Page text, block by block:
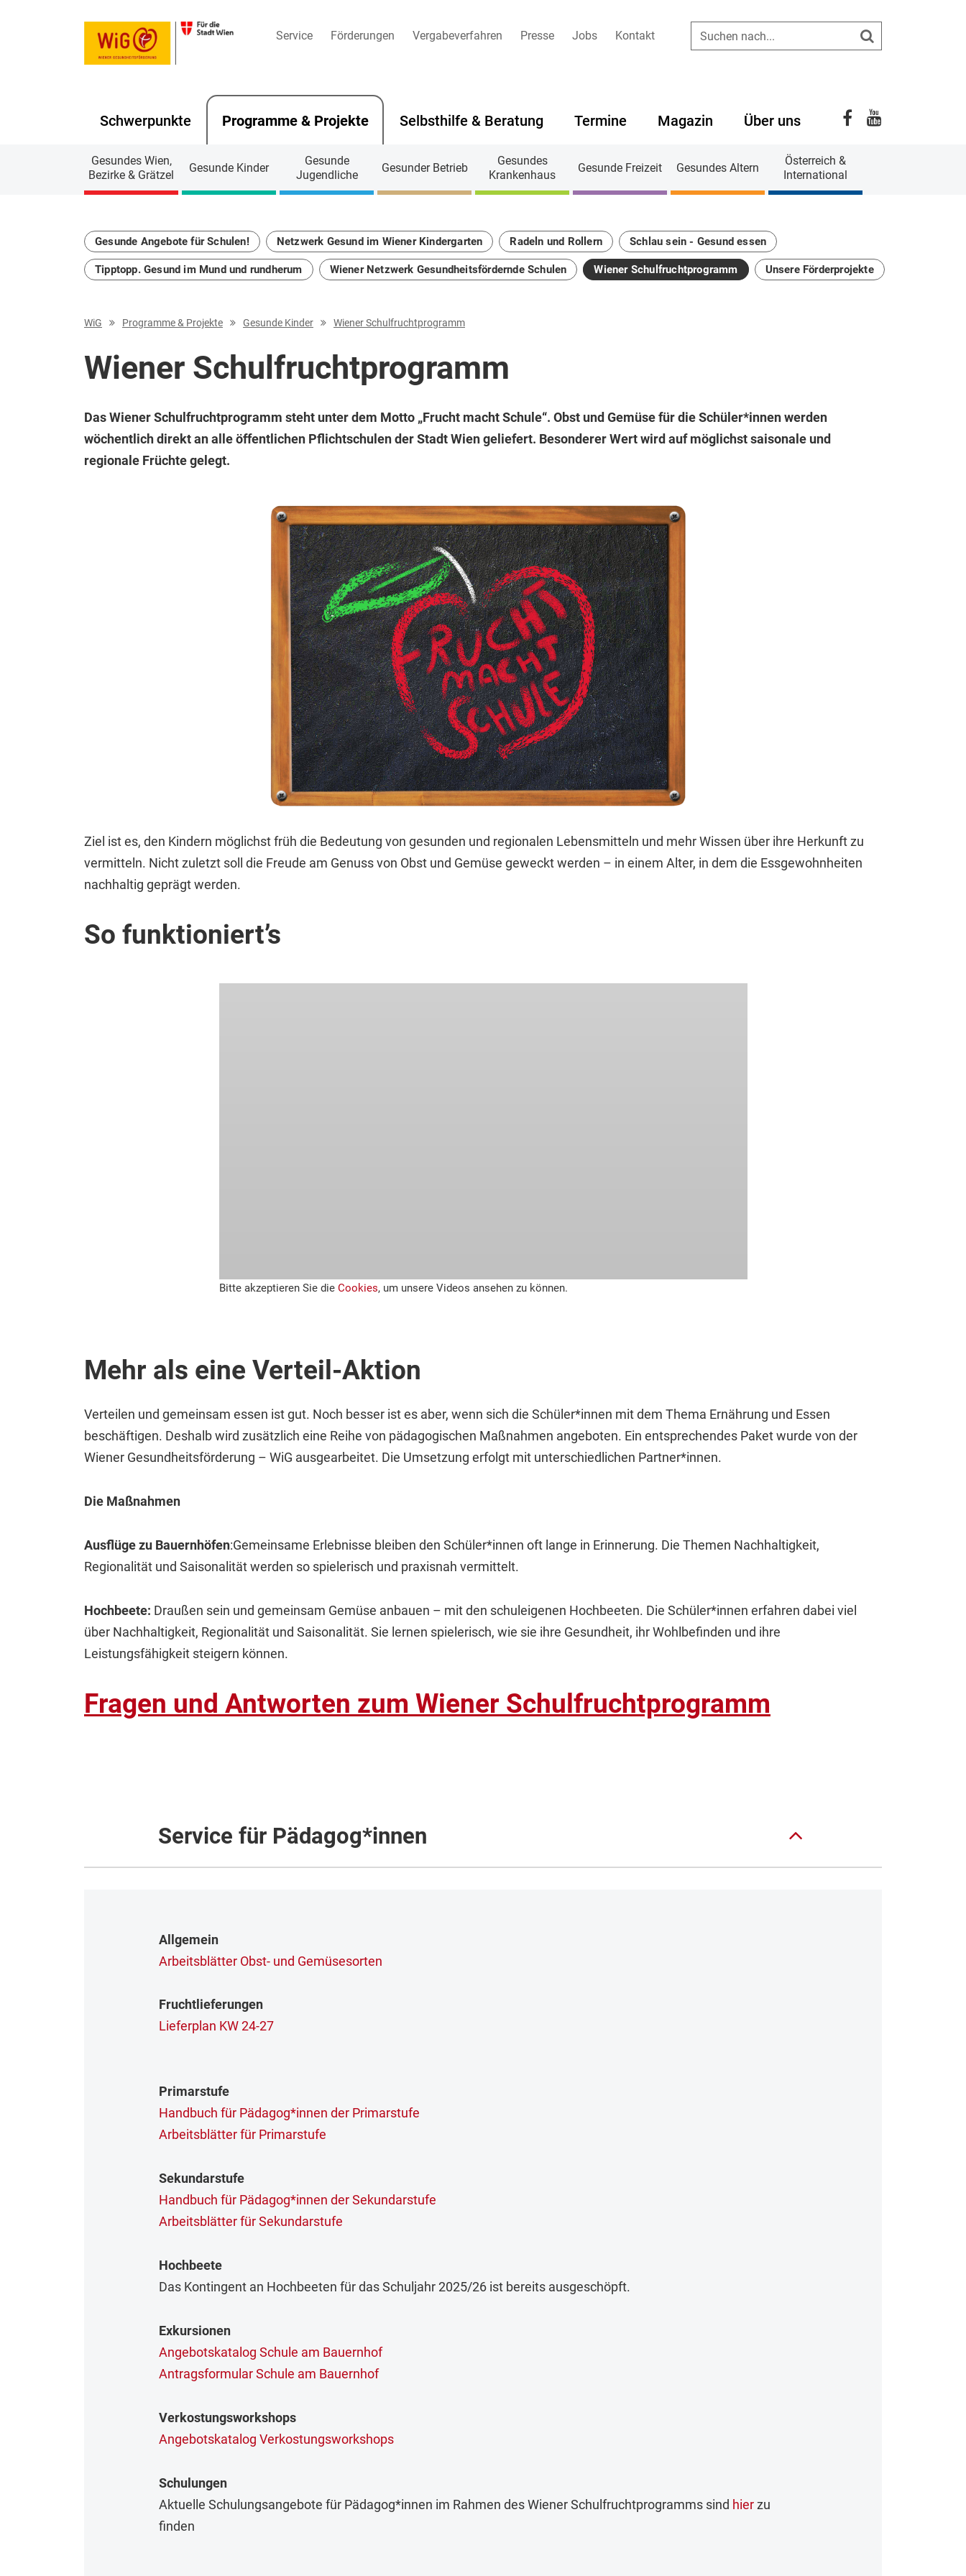
Service Förderungen Vergabeverfahren Presse Jobs Kontakt
Suchen
Navigation überspringenSchwerpunkte Programme & Projekte Selbsthilfe & Beratung Termine Magazin Über uns Facebook
YouTube
Gesundes Wien,
Bezirke & Grätzel
Gesunde Kinder
Gesunde
Jugendliche
Gesunder Betrieb
Gesundes
Krankenhaus
Gesunde Freizeit Gesundes Altern
Österreich &
International
Gesunde Angebote für Schulen! Netzwerk Gesund im Wiener Kindergarten Radeln und Rollern Schlau sein - Gesund essen
Tipptopp. Gesund im Mund und rundherum Wiener Netzwerk Gesundheitsfördernde Schulen Wiener Schulfruchtprogramm Unsere Förderprojekte
WiG Programme & Projekte Gesunde Kinder Wiener Schulfruchtprogramm
Wiener Schulfruchtprogramm
Das Wiener Schulfruchtprogramm steht unter dem Motto „Frucht macht Schule“. Obst und Gemüse für die Schüler*innen werden
wöchentlich direkt an alle öffentlichen Pflichtschulen der Stadt Wien geliefert. Besonderer Wert wird auf möglichst saisonale und
regionale Früchte gelegt.
Ziel ist es, den Kindern möglichst früh die Bedeutung von gesunden und regionalen Lebensmitteln und mehr Wissen über ihre Herkunft zu
vermitteln. Nicht zuletzt soll die Freude am Genuss von Obst und Gemüse geweckt werden – in einem Alter, in dem die Essgewohnheiten
nachhaltig geprägt werden.
So funktioniert’s
Bitte akzeptieren Sie die Cookies, um unsere Videos ansehen zu können.
Mehr als eine Verteil-Aktion
Verteilen und gemeinsam essen ist gut. Noch besser ist es aber, wenn sich die Schüler*innen mit dem Thema Ernährung und Essen
beschäftigen. Deshalb wird zusätzlich eine Reihe von pädagogischen Maßnahmen angeboten. Ein entsprechendes Paket wurde von der
Wiener Gesundheitsförderung – WiG ausgearbeitet. Die Umsetzung erfolgt mit unterschiedlichen Partner*innen.
Die Maßnahmen
Ausflüge zu Bauernhöfen:Gemeinsame Erlebnisse bleiben den Schüler*innen oft lange in Erinnerung. Die Themen Nachhaltigkeit,
Regionalität und Saisonalität werden so spielerisch und praxisnah vermittelt.
Hochbeete: Draußen sein und gemeinsam Gemüse anbauen – mit den schuleigenen Hochbeeten. Die Schüler*innen erfahren dabei viel
über Nachhaltigkeit, Regionalität und Saisonalität. Sie lernen spielerisch, wie sie ihre Gesundheit, ihr Wohlbefinden und ihre
Leistungsfähigkeit steigern können.
Fragen und Antworten zum Wiener Schulfruchtprogramm
Service für Pädagog*innen
Allgemein
Arbeitsblätter Obst- und Gemüsesorten
Fruchtlieferungen
Lieferplan KW 24-27
Primarstufe
Handbuch für Pädagog*innen der Primarstufe
Arbeitsblätter für Primarstufe
Sekundarstufe
Handbuch für Pädagog*innen der Sekundarstufe
Arbeitsblätter für Sekundarstufe
Hochbeete
Das Kontingent an Hochbeeten für das Schuljahr 2025/26 ist bereits ausgeschöpft.
Exkursionen
Angebotskatalog Schule am Bauernhof
Antragsformular Schule am Bauernhof
Verkostungsworkshops
Angebotskatalog Verkostungsworkshops
Schulungen
Aktuelle Schulungsangebote für Pädagog*innen im Rahmen des Wiener Schulfruchtprogramms sind hierzu
finden